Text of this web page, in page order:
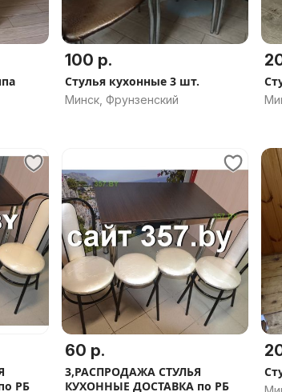
100 р.
Стулья кухонные 3 шт.
Минск, Фрунзенский
РБ
60 р.
3,РАСПРОДАЖА СТУЛЬЯ
КУХОННЫЕ ДОСТАВКА по РБ